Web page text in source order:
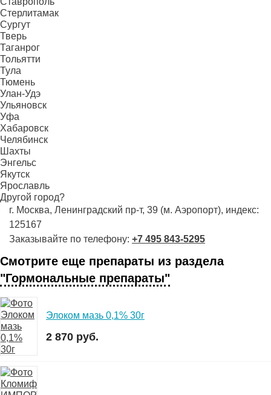
Стерлитамак
Сургут
Тверь
Таганрог
Тольятти
Тула
Тюмень
Улан-Удэ
Ульяновск
Уфа
Хабаровск
Челябинск
Шахты
Энгельс
Якутск
Ярославль
Другой город?
г. Москва, Ленинградский пр-т, 39 (м. Аэропорт), индекс:
125167
Заказывайте по телефону: +7 495 843-5295
Смотрите еще препараты из раздела
"Гормональные препараты"
Элоком мазь 0,1% 30г
2 870 руб.